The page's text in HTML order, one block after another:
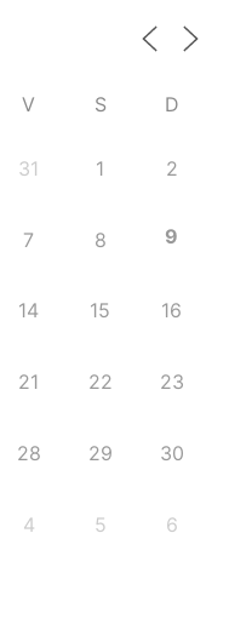
V S D
31 1 2
7 8 9
14 15 16
21 22 23
28 29 30
4 5 6